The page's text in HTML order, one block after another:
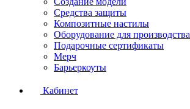
Средства защиты
Композитные настилы
Оборудование для производства
Подарочные сертификаты
Мерч
Барьеркоуты
Кабинет